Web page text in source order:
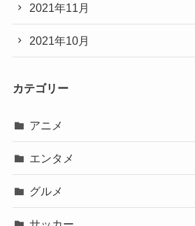
2021年11月
2021年10月
カテゴリー
アニメ
エンタメ
グルメ